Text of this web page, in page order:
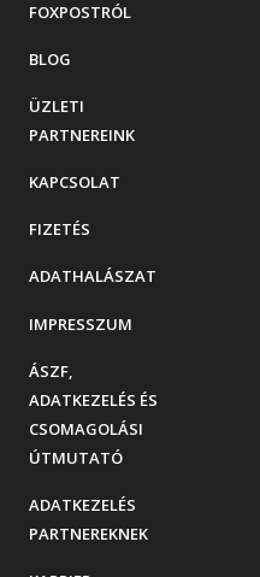
FOXPOSTRÓL
BLOG
ÜZLETI
PARTNEREINK
KAPCSOLAT
FIZETÉS
ADATHALÁSZAT
IMPRESSZUM
ÁSZF,
ADATKEZELÉS ÉS
CSOMAGOLÁSI
ÚTMUTATÓ
ADATKEZELÉS
PARTNEREKNEK